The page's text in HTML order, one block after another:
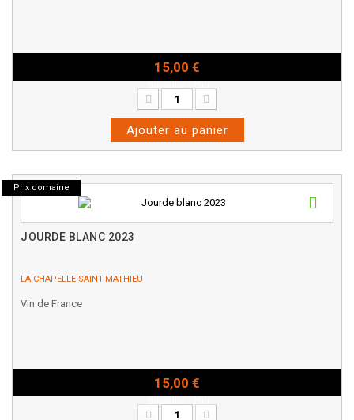
15,00 €
Ajouter au panier
Prix domaine
JOURDE BLANC 2023
LA CHAPELLE SAINT-MATHIEU
Vin de France
15,00 €